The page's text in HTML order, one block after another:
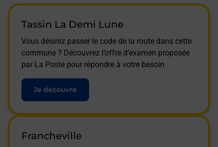
Tassin La Demi Lune
Vous désirez passer le code de la route dans cette
commune ? Découvrez l’offre d’examen proposée
par La Poste pour répondre à votre besoin
Je découvre
Francheville